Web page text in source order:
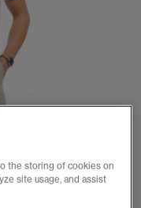
the storing of cookies on
site usage, and assist